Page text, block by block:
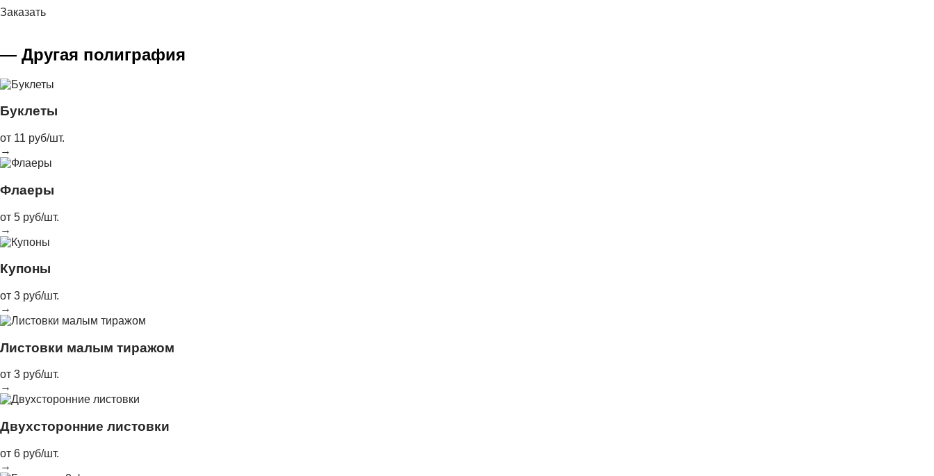
Наклейки рекламные
Пазлы
Листовки
Визитки
Заказать
— Другая полиграфия
Буклеты
от 11 руб/шт.
→
Флаеры
от 5 руб/шт.
→
Купоны
от 3 руб/шт.
→
Листовки малым тиражом
от 3 руб/шт.
→
Двухсторонние листовки
от 6 руб/шт.
→